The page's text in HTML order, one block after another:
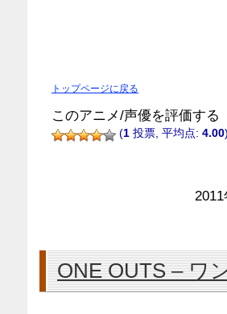
トップページに戻る
このアニメ/声優を評価する
(1 投票, 平均点: 4.00
ONE OUTS – ワ